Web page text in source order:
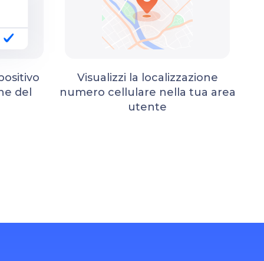
del
Visualizzi la localizzazione
numero cellulare nella tua area
utente